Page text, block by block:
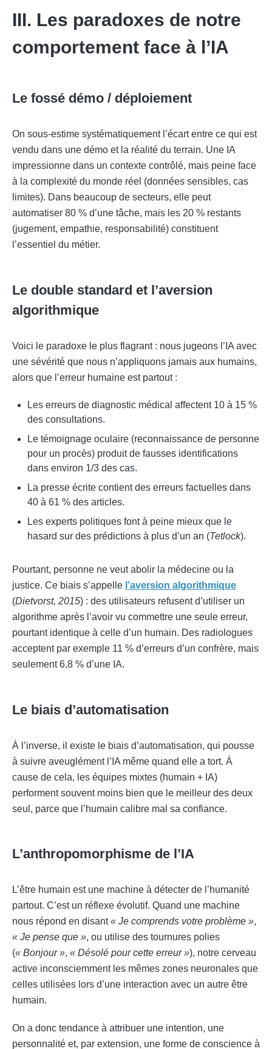
III. Les paradoxes de notre
comportement face à l’IA
Le fossé démo / déploiement
On sous-estime systématiquement l’écart entre ce qui est
vendu dans une démo et la réalité du terrain. Une IA
impressionne dans un contexte contrôlé, mais peine face
à la complexité du monde réel (données sensibles, cas
limites). Dans beaucoup de secteurs, elle peut
automatiser 80 % d’une tâche, mais les 20 % restants
(jugement, empathie, responsabilité) constituent
l’essentiel du métier.
Le double standard et l’aversion
algorithmique
Voici le paradoxe le plus flagrant : nous jugeons l’IA avec
une sévérité que nous n’appliquons jamais aux humains,
alors que l’erreur humaine est partout :
Les erreurs de diagnostic médical affectent 10 à 15 %
des consultations.
Le témoignage oculaire (reconnaissance de personne
pour un procès) produit de fausses identifications
dans environ 1/3 des cas.
La presse écrite contient des erreurs factuelles dans
40 à 61 % des articles.
Les experts politiques font à peine mieux que le
hasard sur des prédictions à plus d’un an (Tetlock).
Pourtant, personne ne veut abolir la médecine ou la
justice. Ce biais s’appelle l’aversion algorithmique
(Dietvorst, 2015) : des utilisateurs refusent d’utiliser un
algorithme après l’avoir vu commettre une seule erreur,
pourtant identique à celle d’un humain. Des radiologues
acceptent par exemple 11 % d’erreurs d’un confrère, mais
seulement 6,8 % d’une IA.
Le biais d’automatisation
À l’inverse, il existe le biais d’automatisation, qui pousse
à suivre aveuglément l’IA même quand elle a tort. À
cause de cela, les équipes mixtes (humain + IA)
performent souvent moins bien que le meilleur des deux
seul, parce que l’humain calibre mal sa confiance.
L’anthropomorphisme de l’IA
L’être humain est une machine à détecter de l’humanité
partout. C’est un réflexe évolutif. Quand une machine
nous répond en disant« Je comprends votre problème »,
« Je pense que », ou utilise des tournures polies
(« Bonjour », « Désolé pour cette erreur »), notre cerveau
active inconsciemment les mêmes zones neuronales que
celles utilisées lors d’une interaction avec un autre être
humain.
On a donc tendance à attribuer une intention, une
personnalité et, par extension, une forme de conscience à